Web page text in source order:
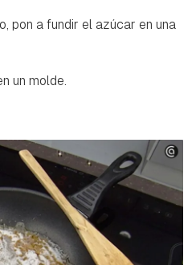
pon a fundir el azúcar en una
un molde.